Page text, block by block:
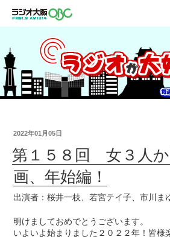
2022年01月05日
第１５８回 女３人
画、年始編！
出演者：桜井一枝、若宮テイ子、市川ま
明けましておめでとうございます。
いよいよ始まりました２０２２年！皆様